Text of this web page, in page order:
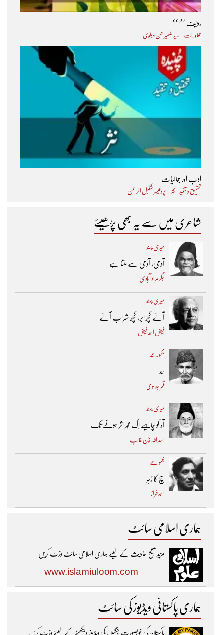
ردیف ’’ا‘‘
محاورات سید ضمیر حسن دہلوی
ادب اور جمالیات
تحقیق و تنقید - نثر پروفیسر شکیل الرحمن
شاعری میں سے یہ بھی پڑھیئے
میری پسند
آدمی، آدمی سے ملتا ہے
جگر مراد آبادی
میری پسند
آئے کچھ ابر، کچھ شراب آئے
فیض احمد فیض
مجموعے
حمد
قمر جلالوی
میری پسند
آہ کو چاہیے اِک عُمر اثر ہونے تک ​
اسد اللہ خان غالب
مجموعے
سچ کا زہر
احمد فراز
ہماری اسلامی سائٹ
مزیدصحیح احادیث کے لیئے ہماری اسلامی سائٹ وزٹ کریں۔
www.islamiuloom.com
ہماری پاکستانی ویڈیوز کی سائٹ
پاکستان کی خوبصورت جگہوں کی ویڈیوز دیکھنے کے لیئے وزٹ کریں۔